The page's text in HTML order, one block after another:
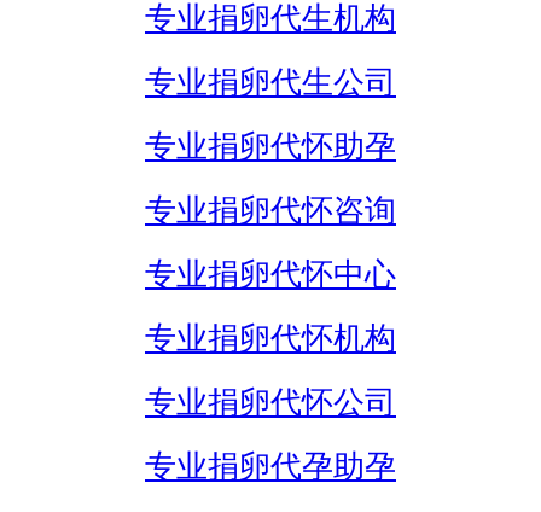
专业捐卵代生机构
专业捐卵代生公司
专业捐卵代怀助孕
专业捐卵代怀咨询
专业捐卵代怀中心
专业捐卵代怀机构
专业捐卵代怀公司
专业捐卵代孕助孕